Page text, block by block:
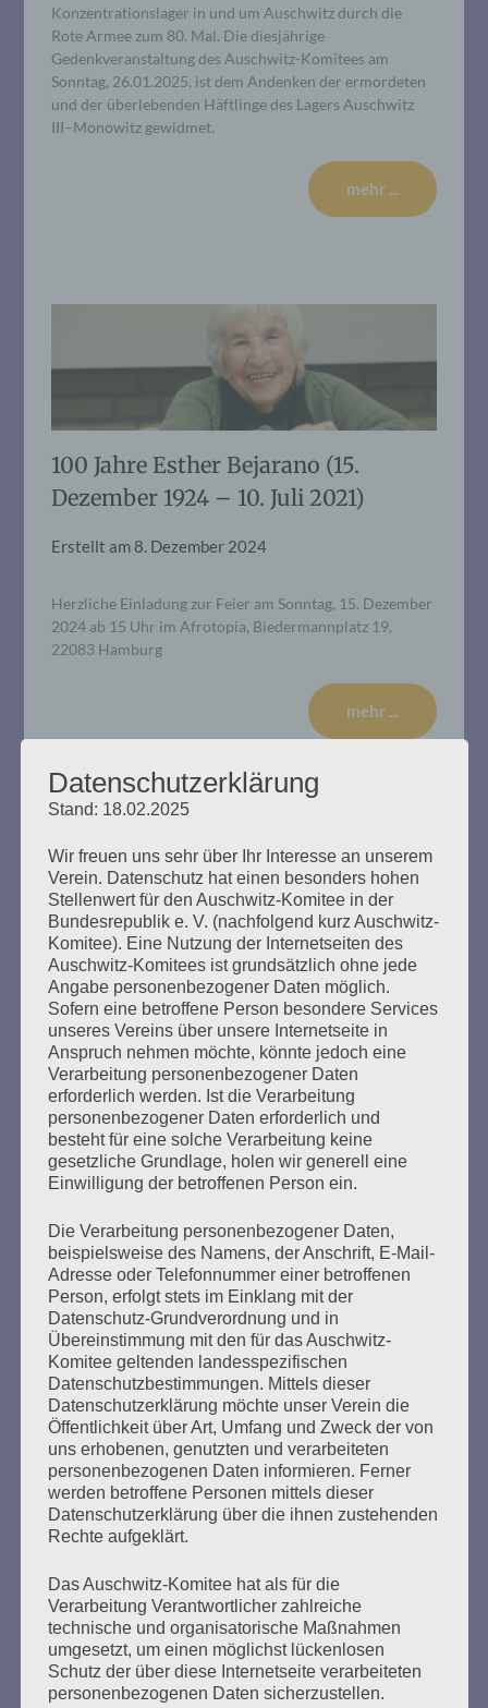
Konzentrationslager in und um Auschwitz durch die
Rote Armee zum 80. Mal. Die diesjährige
Gedenkveranstaltung des Auschwitz-Komitees am
Sonntag, 26.01.2025, ist dem Andenken der ermordeten
und der überlebenden Häftlinge des Lagers Auschwitz
III–Monowitz gewidmet.
mehr ...
100 Jahre Esther Bejarano (15.
Dezember 1924 – 10. Juli 2021)
Erstellt am8. Dezember 2024
Herzliche Einladung zur Feier am Sonntag, 15. Dezember
2024 ab 15 Uhr im Afrotopia, Biedermannplatz 19,
22083 Hamburg
mehr ...
spricht
Erstellt am8. Dezember 2024
Ein Buch zum 100. Geburtstag von Esther Bejarano. Hrsg.
vom Auschwitz-Komitee in der Bundesrepublik
Deutschland e. V., Zusammengestellt von Helga Obens
und Susanne Kondoch-Klockow, mit einem Beitrag von
Detlef Garbe
mehr ...
Seitennummerierung
der
Beiträge
Zurück 4 Weiter
Ich habe versprochen:
Ich werde mein ganzes Leben dafür kämpfen, dass
es keine Faschisten, keine Nazis mehr gibt.
Nirgendwo.
Esther Bejarano
Datenschutzerklärung
Stand: 18.02.2025
Wir freuen uns sehr über Ihr Interesse an unserem
Verein. Datenschutz hat einen besonders hohen
Stellenwert für den Auschwitz-Komitee in der
Bundesrepublik e. V. (nachfolgend kurz Auschwitz-
Komitee). Eine Nutzung der Internetseiten des
Auschwitz-Komitees ist grundsätzlich ohne jede
Angabe personenbezogener Daten möglich.
Sofern eine betroffene Person besondere Services
unseres Vereins über unsere Internetseite in
Anspruch nehmen möchte, könnte jedoch eine
Verarbeitung personenbezogener Daten
erforderlich werden. Ist die Verarbeitung
personenbezogener Daten erforderlich und
besteht für eine solche Verarbeitung keine
gesetzliche Grundlage, holen wir generell eine
Einwilligung der betroffenen Person ein.
Die Verarbeitung personenbezogener Daten,
beispielsweise des Namens, der Anschrift, E-Mail-
Adresse oder Telefonnummer einer betroffenen
Person, erfolgt stets im Einklang mit der
Datenschutz-Grundverordnung und in
Übereinstimmung mit den für das Auschwitz-
Komitee geltenden landesspezifischen
Datenschutzbestimmungen. Mittels dieser
Datenschutzerklärung möchte unser Verein die
Öffentlichkeit über Art, Umfang und Zweck der von
uns erhobenen, genutzten und verarbeiteten
personenbezogenen Daten informieren. Ferner
werden betroffene Personen mittels dieser
Datenschutzerklärung über die ihnen zustehenden
Rechte aufgeklärt.
Das Auschwitz-Komitee hat als für die
Verarbeitung Verantwortlicher zahlreiche
technische und organisatorische Maßnahmen
umgesetzt, um einen möglichst lückenlosen
Schutz der über diese Internetseite verarbeiteten
personenbezogenen Daten sicherzustellen.